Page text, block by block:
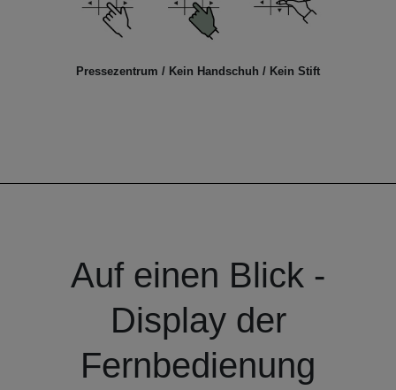
Pressezentrum / Kein Handschuh / Kein Stift
Auf einen Blick -
Display der
Fernbedienung